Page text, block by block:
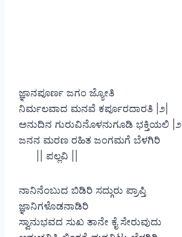
ಜ್ಞಾನಪೂರ್ಣ ಜಗಂ ಜ್ಯೋತಿ
ನಿರ್ಮಲವಾದ ಮನವೆ ಕರ್ಪೂರದಾರತಿ |೨|
ಅನುದಿನ ಗುರುವಿನೊಳನುಗೂಡಿ ಭಕ್ತಿಯಲಿ |೨|
ಜನನ ಮರಣ ರಹಿತ ಜಂಗಮಗೆ ಬೆಳಗಿರಿ
|| ಪಲ್ಲವಿ ||
ನಾನಿನೆಂಬುದ ಬಿಡಿರಿ ಸದ್ಗುರು ಪ್ರಾಪ್ತಿ
ಜ್ಞಾನಿಗಳೊಡನಾಡಿರಿ
ಸ್ವಾನುಭವದ ಸುಖ ತಾನೇ ಕೈ ಸೇರುವುದು